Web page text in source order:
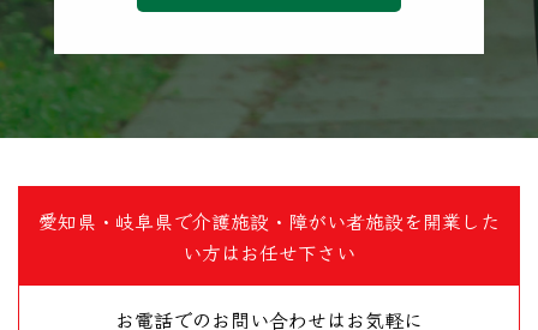
愛知県・岐阜県で介護施設・障がい者施設を開業した
い方はお任せ下さい
お電話でのお問い合わせはお気軽に